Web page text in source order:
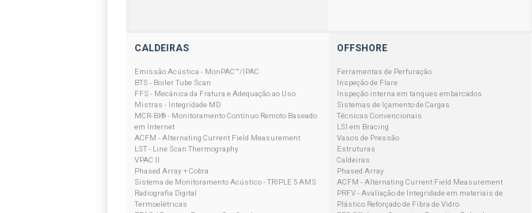
CALDEIRAS
Emissão Acústica - MonPAC™/IPAC
BTS - Boiler Tube Scan
FFS - Mecânica da Fratura e Adequação ao Uso
Mistras - Integridade MD
MCR-BI® - Monitoramento Contínuo Remoto Baseado
em Internet
ACFM - Alternating Current Field Measurement
LST - Line Scan Thermography
VPAC II
Phased Array + Cobra
Sistema de Monitoramento Acústico - TRIPLE 5 AMS
Radiografia Digital
Termoelétricas
OFFSHORE
Ferramentas de Perfuração
Inspeção de Flare
Inspeção interna em tanques embarcados
Sistemas de Içamento de Cargas
Técnicas Convencionais
LSI em Bracing
Vasos de Pressão
Estruturas
Caldeiras
Phased Array
ACFM - Alternating Current Field Measurement
PRFV - Avaliação de Integridade em materiais de
Plástico Reforçado de Fibra de Vidro